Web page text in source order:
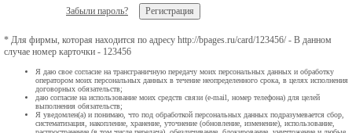
Забыли пароль?
* Для фирмы, которая находится по адресу http://bpages.ru/card/123456/ - В данном
случае номер карточки - 123456
Я даю свое согласие на трансграничную передачу моих персональных данных и обработку
оператором моих персональных данных в течение неопределенного срока, в целях исполнения
договорных обязательств;
даю согласие на использование моих средств связи (e-mail, номер телефона) для целей
выполнения обязательств;
Я уведомлен(а) и понимаю, что под обработкой персональных данных подразумевается сбор,
систематизация, накопление, хранение, уточнение (обновление, изменение), использование,